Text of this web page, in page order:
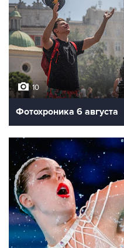
10
Фотохроника 6 августа